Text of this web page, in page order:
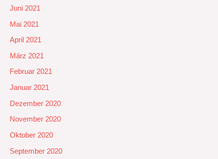
Juni 2021
Mai 2021
April 2021
März 2021
Februar 2021
Januar 2021
Dezember 2020
November 2020
Oktober 2020
September 2020